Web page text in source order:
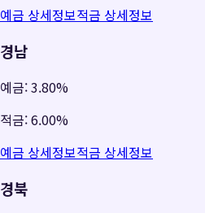
예금 상세정보적금 상세정보
경남
예금:3.80%
적금:6.00%
예금 상세정보적금 상세정보
경북